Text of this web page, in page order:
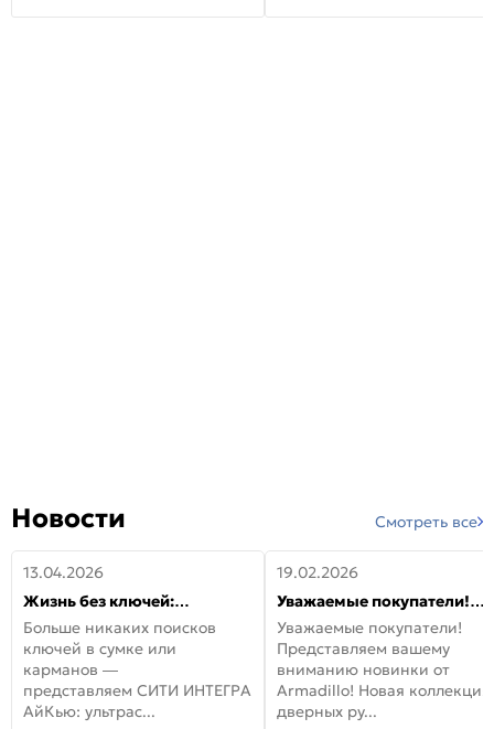
Новости Смотреть все
13.04.2026
Жизнь без ключей:
встречайте новую дверь
СИТИ ИНТЕГРА АйКью!
Больше никаких поисков
ключей в сумке или
карманов —
представляем СИТИ ИНТЕГРА
АйКью: ультрас...
19.02.2026
Уважаемые покупатели!
Представляем вашему
вниманию новинки от
Armadillo!
Уважаемые покупатели!
Представляем вашему
вниманию новинки от
Armadillo! Новая коллекция
дверных ру...